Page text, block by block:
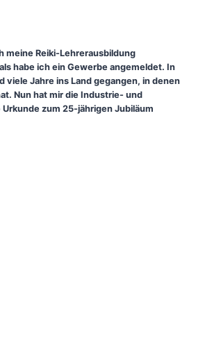
meine Reiki-Lehrerausbildung
habe ich ein Gewerbe angemeldet. In
viele Jahre ins Land gegangen, in denen
Nun hat mir die Industrie- und
zum 25-jährigen Jubiläum